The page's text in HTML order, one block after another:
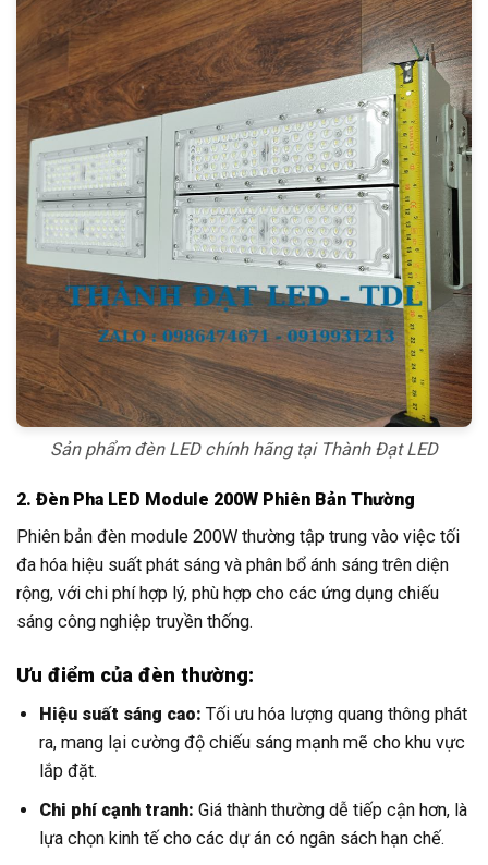
Sản phẩm đèn LED chính hãng tại Thành Đạt LED
2. Đèn Pha LED Module 200W Phiên Bản Thường
Phiên bản đèn module 200W thường tập trung vào việc tối
đa hóa hiệu suất phát sáng và phân bổ ánh sáng trên diện
rộng, với chi phí hợp lý, phù hợp cho các ứng dụng chiếu
sáng công nghiệp truyền thống.
Ưu điểm của đèn thường:
Hiệu suất sáng cao: Tối ưu hóa lượng quang thông phát
ra, mang lại cường độ chiếu sáng mạnh mẽ cho khu vực
lắp đặt.
Chi phí cạnh tranh: Giá thành thường dễ tiếp cận hơn, là
lựa chọn kinh tế cho các dự án có ngân sách hạn chế.